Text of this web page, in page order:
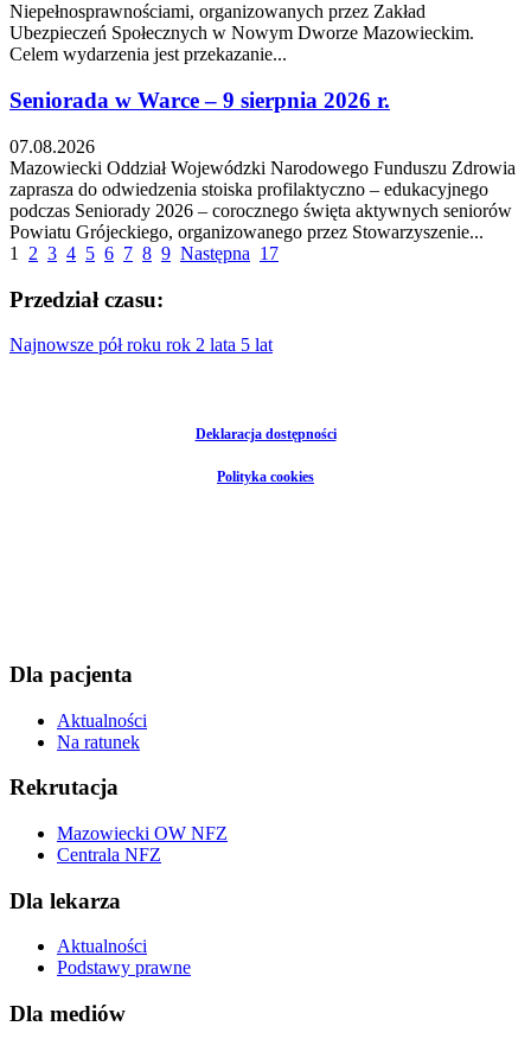
Niepełnosprawnościami, organizowanych przez Zakład
Ubezpieczeń Społecznych w Nowym Dworze Mazowieckim.
Celem wydarzenia jest przekazanie...
Seniorada w Warce – 9 sierpnia 2026 r.
07.08.2026
Mazowiecki Oddział Wojewódzki Narodowego Funduszu Zdrowia
zaprasza do odwiedzenia stoiska profilaktyczno – edukacyjnego
podczas Seniorady 2026 – corocznego święta aktywnych seniorów
Powiatu Grójeckiego, organizowanego przez Stowarzyszenie...
1
2 3 4 5 6 7 8 9 Następna 17
Przedział czasu:
Najnowsze pół roku rok 2 lata 5 lat
Deklaracja dostępności
Polityka cookies
Dla pacjenta
Aktualności
Na ratunek
Rekrutacja
Mazowiecki OW NFZ
Centrala NFZ
Dla lekarza
Aktualności
Podstawy prawne
Dla mediów